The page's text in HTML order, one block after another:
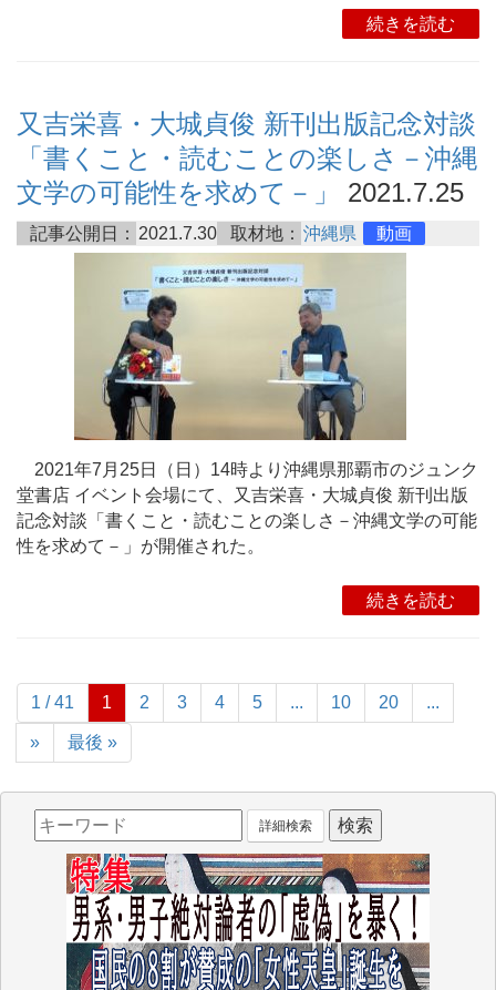
続きを読む
又吉栄喜・大城貞俊 新刊出版記念対談
「書くこと・読むことの楽しさ－沖縄
文学の可能性を求めて－」
2021.7.25
記事公開日： 2021.7.30 取材地： 沖縄県 動画
2021年7月25日（日）14時より沖縄県那覇市のジュンク
堂書店 イベント会場にて、又吉栄喜・大城貞俊 新刊出版
記念対談「書くこと・読むことの楽しさ－沖縄文学の可能
性を求めて－」が開催された。
続きを読む
1 / 41 1 2 3 4 5 ... 10 20 ...
» 最後 »
詳細検索